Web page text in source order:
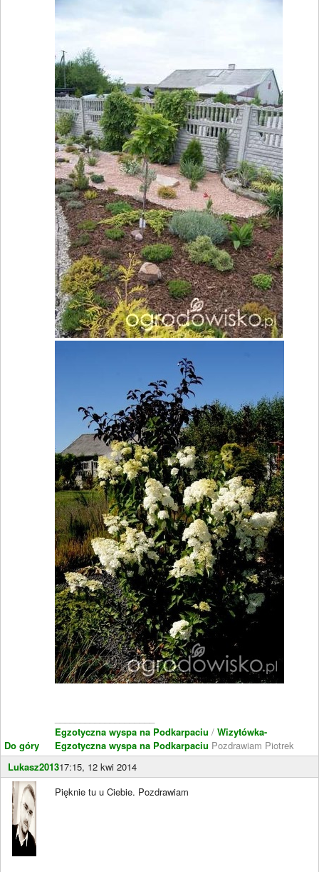
Do góry
Egzotyczna wyspa na Podkarpaciu / Wizytówka-
Egzotyczna wyspa na Podkarpaciu Pozdrawiam Piotrek
Lukasz201317:15, 12 kwi 2014
Pięknie tu u Ciebie. Pozdrawiam